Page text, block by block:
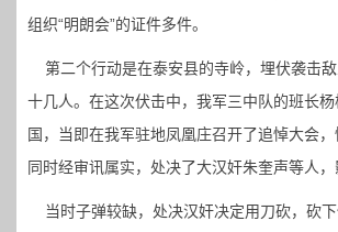
组织“明朗会”的证件多件。
第二个行动是在泰安县的寺岭，埋伏袭击
十几人。在这次伏击中，我军三中队的班长
国，当即在我军驻地凤凰庄召开了追悼大会，
同时经审讯属实，处决了大汉奸朱奎声等人，
当时子弹较缺，处决汉奸决定用刀砍，砍